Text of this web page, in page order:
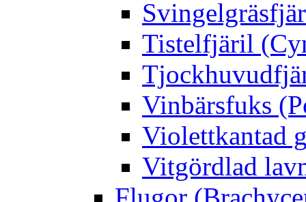
Tistelfjäril
Vinbärsfuks
Violettkantad
Vitgördlad